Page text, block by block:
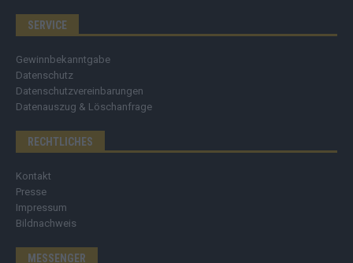
SERVICE
Gewinnbekanntgabe
Datenschutz
Datenschutzvereinbarungen
Datenauszug & Löschanfrage
RECHTLICHES
Kontakt
Presse
Impressum
Bildnachweis
MESSENGER